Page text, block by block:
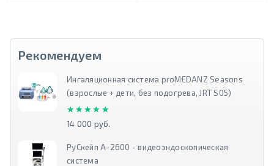
Рекомендуем
Ингаляционная система proMEDANZ Seasons
(взрослые + дети, без подогрева, JRT S05)
★★★★★
★★★★★
14 000 руб.
РуСкейп А-2600 - видеоэндоскопическая
система